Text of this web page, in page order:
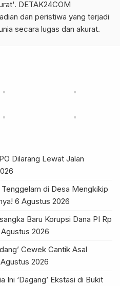
DETAK24COM
dan peristiwa yang terjadi
secara lugas dan akurat.
Dilarang Lewat Jalan
di Desa Mengkikip
6 Agustus 2026
Baru Korupsi Dana PI Rp
2026
Cewek Cantik Asal
2026
Ini ‘Dagang’ Ekstasi di Bukit